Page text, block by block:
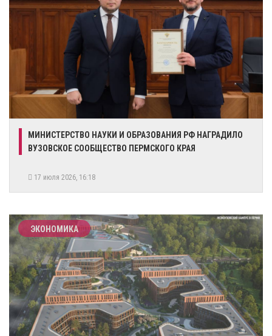
​МИНИСТЕРСТВО НАУКИ И ОБРАЗОВАНИЯ РФ НАГРАДИЛО
ВУЗОВСКОЕ СООБЩЕСТВО ПЕРМСКОГО КРАЯ
17 июля 2026, 16:18
ЭКОНОМИКА